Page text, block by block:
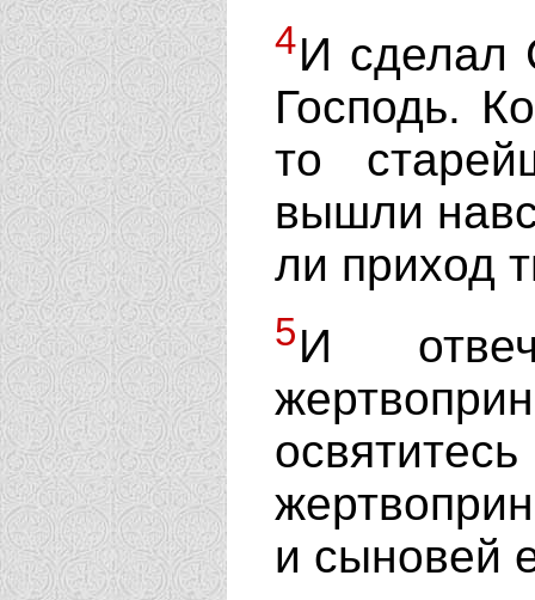
4И сделал
Господь.
то
вышли
ли приход
5И
и сыновей